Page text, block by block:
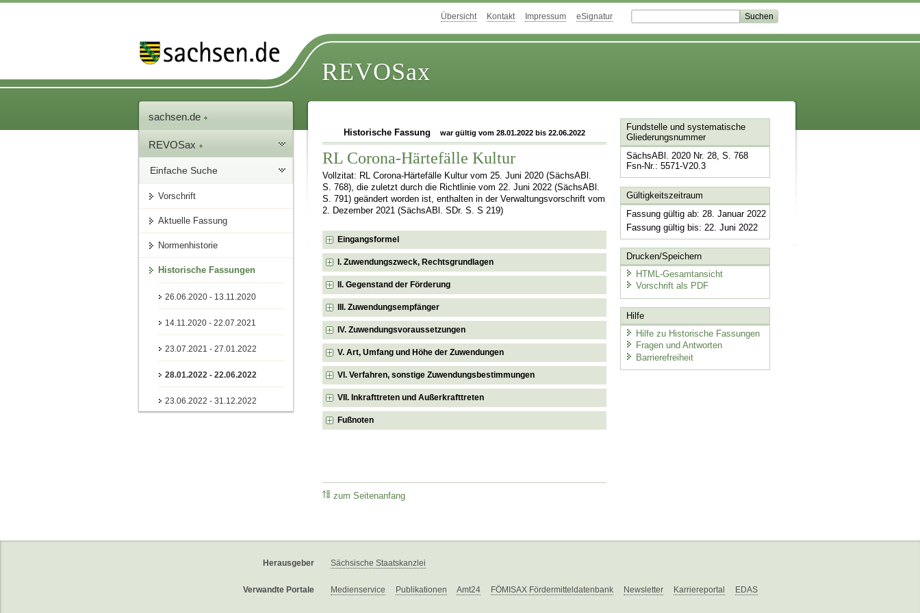
Übersicht Kontakt Impressum eSignatur
REVOSax
sachsen.de
REVOSax
Einfache Suche
Vorschrift
Aktuelle Fassung
Normenhistorie
Historische Fassungen
26.06.2020 - 13.11.2020
14.11.2020 - 22.07.2021
23.07.2021 - 27.01.2022
28.01.2022 - 22.06.2022
23.06.2022 - 31.12.2022
Historische Fassung war gültig vom 28.01.2022 bis 22.06.2022
RL Corona-Härtefälle Kultur
Vollzitat: RL Corona-Härtefälle Kultur vom 25. Juni 2020 (SächsABl.
S. 768), die zuletzt durch die Richtlinie vom 22. Juni 2022 (SächsABl.
S. 791) geändert worden ist, enthalten in der Verwaltungsvorschrift vom
2. Dezember 2021 (SächsABl. SDr. S. S 219)
Eingangsformel
I. Zuwendungszweck, Rechtsgrundlagen
II. Gegenstand der Förderung
III. Zuwendungsempfänger
IV. Zuwendungsvoraussetzungen
V. Art, Umfang und Höhe der Zuwendungen
VI. Verfahren, sonstige Zuwendungsbestimmungen
VII. Inkrafttreten und Außerkrafttreten
Fußnoten
zum Seitenanfang
Fundstelle und systematische
Gliederungsnummer
SächsABl. 2020 Nr. 28, S. 768
Fsn-Nr.: 5571-V20.3
Gültigkeitszeitraum
Fassung gültig ab: 28. Januar 2022
Fassung gültig bis: 22. Juni 2022
Drucken/Speichern
HTML-Gesamtansicht
Vorschrift als PDF
Hilfe
Hilfe zu Historische Fassungen
Fragen und Antworten
Barrierefreiheit
Herausgeber Sächsische Staatskanzlei
Verwandte Portale Medienservice Publikationen Amt24 FÖMISAX Fördermitteldatenbank Newsletter Karriereportal EDAS